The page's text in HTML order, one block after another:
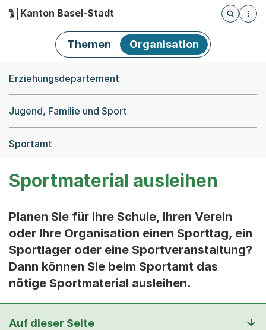
Hauptnavigation
Kanton Basel-Stadt
Öffnet
Themen Organisation
Erziehungsdepartement
Jugend, Familie und Sport
Sportamt
Sportmaterial ausleihen
Planen Sie für Ihre Schule, Ihren Verein
oder Ihre Organisation einen Sporttag, ein
Sportlager oder eine Sportveranstaltung?
Dann können Sie beim Sportamt das
nötige Sportmaterial ausleihen.
Auf dieser Seite